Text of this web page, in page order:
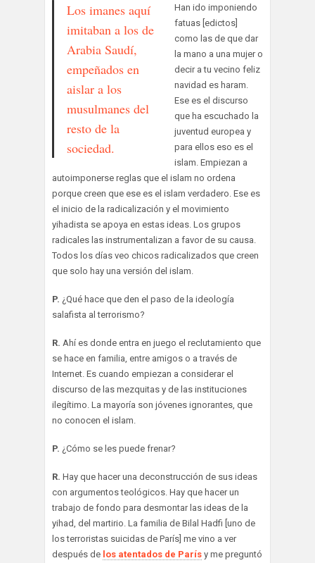
Los imanes aquí
imitaban a los de
Arabia Saudí,
empeñados en
aislar a los
musulmanes del
resto de la
sociedad.
Han ido imponiendo
fatuas [edictos]
como las de que dar
la mano a una mujer o
decir a tu vecino feliz
navidad es haram.
Ese es el discurso
que ha escuchado la
juventud europea y
para ellos eso es el
islam. Empiezan a
autoimponerse reglas que el islam no ordena
porque creen que ese es el islam verdadero. Ese es
el inicio de la radicalización y el movimiento
yihadista se apoya en estas ideas. Los grupos
radicales las instrumentalizan a favor de su causa.
Todos los días veo chicos radicalizados que creen
que solo hay una versión del islam.
P. ¿Qué hace que den el paso de la ideología
salafista al terrorismo?
R. Ahí es donde entra en juego el reclutamiento que
se hace en familia, entre amigos o a través de
Internet. Es cuando empiezan a considerar el
discurso de las mezquitas y de las instituciones
ilegítimo. La mayoría son jóvenes ignorantes, que
no conocen el islam.
P. ¿Cómo se les puede frenar?
R. Hay que hacer una deconstrucción de sus ideas
con argumentos teológicos. Hay que hacer un
trabajo de fondo para desmontar las ideas de la
yihad, del martirio. La familia de Bilal Hadfi [uno de
los terroristas suicidas de París] me vino a ver
después de los atentados de París y me preguntó